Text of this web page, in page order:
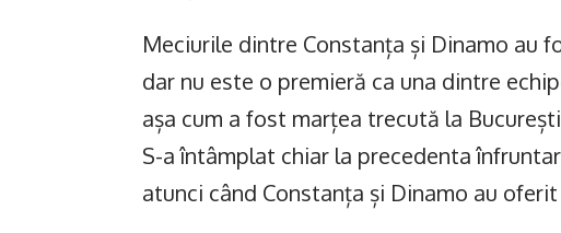
Meciurile dintre Constanța și Dinamo au
dar nu este o premieră ca una dintre
așa cum a fost marțea trecută la
S-a întâmplat chiar la precedenta
atunci când Constanța și Dinamo au